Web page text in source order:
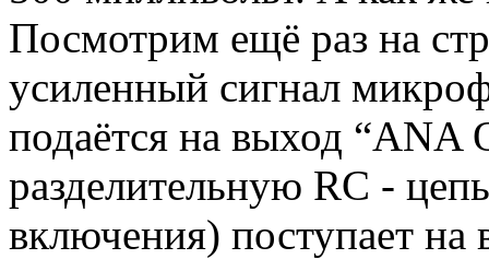
Посмотрим ещё раз на
усиленный сигнал
подаётся на выход “ANA
разделительную RC -
включения) поступает